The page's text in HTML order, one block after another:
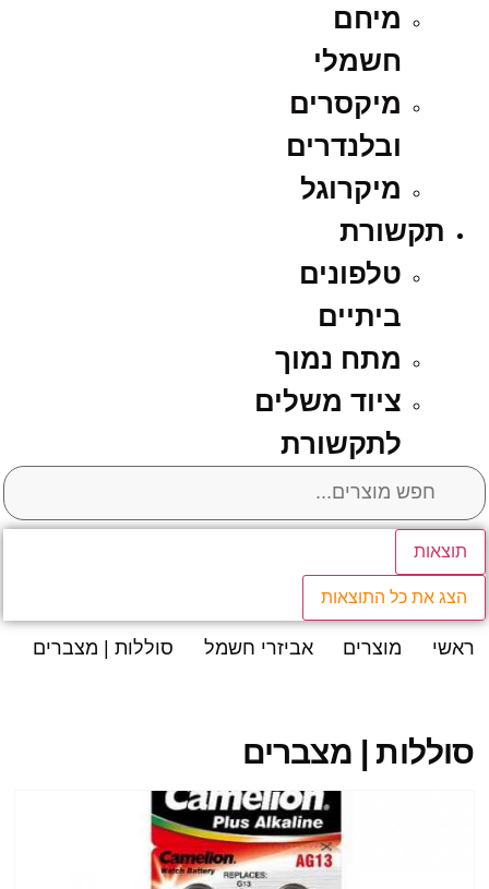
מיחם
חשמלי
מיקסרים
ובלנדרים
מיקרוגל
תקשורת
טלפונים
ביתיים
מתח נמוך
ציוד משלים
לתקשורת
תוצאות
הצג את כל התוצאות
ראשי מוצרים אביזרי חשמל סוללות | מצברים
סוללות | מצברים